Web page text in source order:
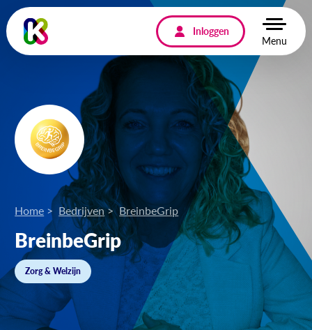
Inloggen
Menu
Home Bedrijven BreinbeGrip
BreinbeGrip
Zorg & Welzijn